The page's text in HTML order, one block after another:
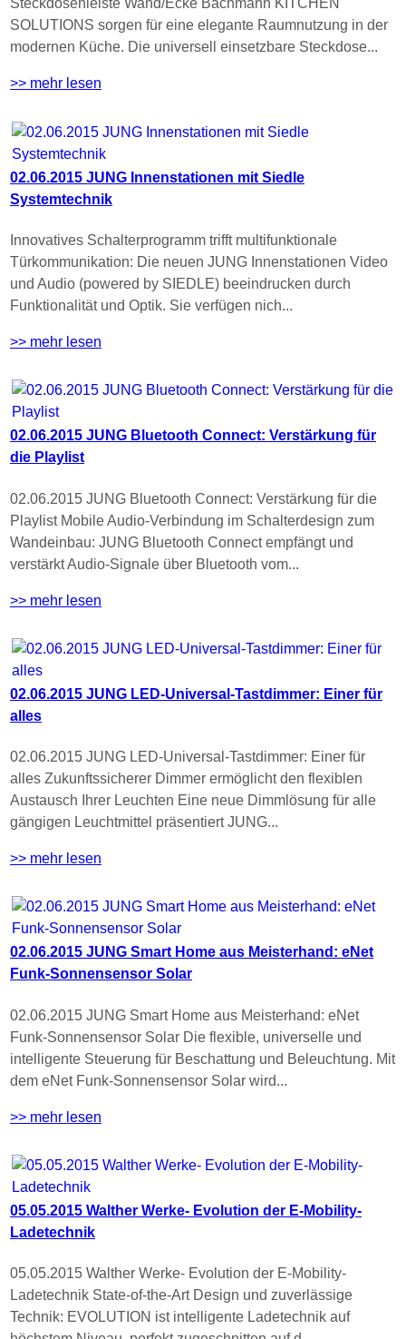
Steckdosenleiste Wand/Ecke Bachmann KITCHEN
SOLUTIONS sorgen für eine elegante Raumnutzung in der
modernen Küche. Die universell einsetzbare Steckdose...
>> mehr lesen
02.06.2015 JUNG Innenstationen mit Siedle
Systemtechnik
Innovatives Schalterprogramm trifft multifunktionale
Türkommunikation: Die neuen JUNG Innenstationen Video
und Audio (powered by SIEDLE) beeindrucken durch
Funktionalität und Optik. Sie verfügen nich...
>> mehr lesen
02.06.2015 JUNG Bluetooth Connect: Verstärkung für
die Playlist
02.06.2015 JUNG Bluetooth Connect: Verstärkung für die
Playlist Mobile Audio-Verbindung im Schalterdesign zum
Wandeinbau: JUNG Bluetooth Connect empfängt und
verstärkt Audio-Signale über Bluetooth vom...
>> mehr lesen
02.06.2015 JUNG LED-Universal-Tastdimmer: Einer für
alles
02.06.2015 JUNG LED-Universal-Tastdimmer: Einer für
alles Zukunftssicherer Dimmer ermöglicht den flexiblen
Austausch Ihrer Leuchten Eine neue Dimmlösung für alle
gängigen Leuchtmittel präsentiert JUNG...
>> mehr lesen
02.06.2015 JUNG Smart Home aus Meisterhand: eNet
Funk-Sonnensensor Solar
02.06.2015 JUNG Smart Home aus Meisterhand: eNet
Funk-Sonnensensor Solar Die flexible, universelle und
intelligente Steuerung für Beschattung und Beleuchtung. Mit
dem eNet Funk-Sonnensensor Solar wird...
>> mehr lesen
05.05.2015 Walther Werke- Evolution der E-Mobility-
Ladetechnik
05.05.2015 Walther Werke- Evolution der E-Mobility-
Ladetechnik State-of-the-Art Design und zuverlässige
Technik: EVOLUTION ist intelligente Ladetechnik auf